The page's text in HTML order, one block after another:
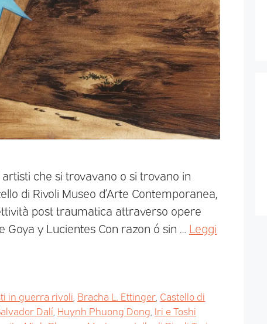
che si trovavano o si trovano in
di Rivoli Museo d’Arte Contemporanea,
post traumatica attraverso opere
y Lucientes Con razon ó sin … Leggi
in guerra rivoli Bracha L. Ettinger Castello di
Dalí Huynh Phuong Dong Iri e Toshi